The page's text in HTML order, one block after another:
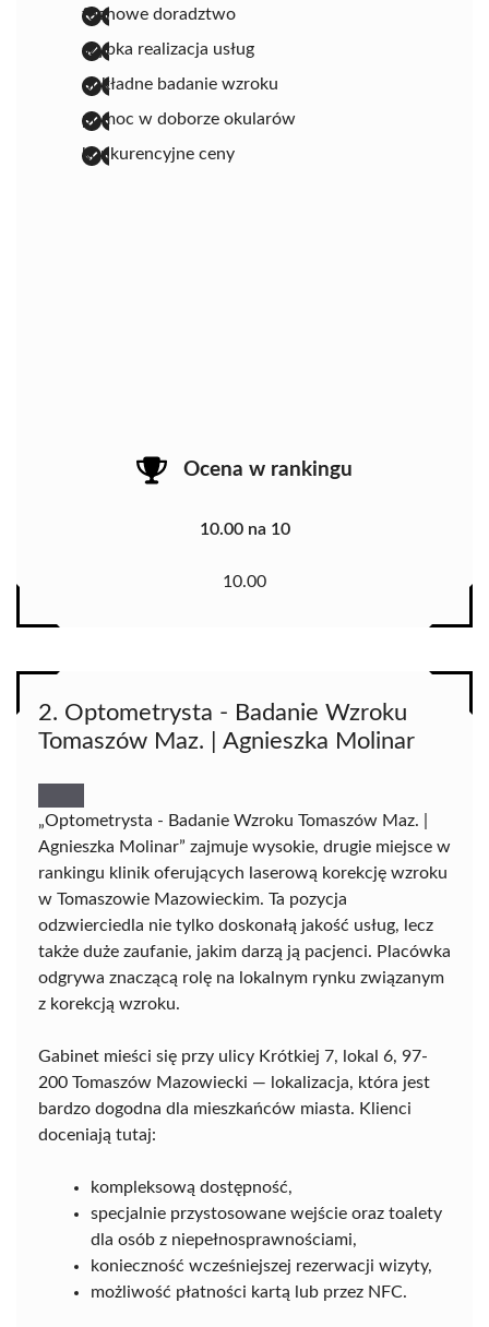
fachowe doradztwo
szybka realizacja usług
dokładne badanie wzroku
pomoc w doborze okularów
konkurencyjne ceny
Ocena w rankingu
10.00 na 10
10.00
2. Optometrysta - Badanie Wzroku
Tomaszów Maz. | Agnieszka Molinar
„Optometrysta - Badanie Wzroku Tomaszów Maz. |
Agnieszka Molinar” zajmuje wysokie, drugie miejsce w
rankingu klinik oferujących laserową korekcję wzroku
w Tomaszowie Mazowieckim. Ta pozycja
odzwierciedla nie tylko doskonałą jakość usług, lecz
także duże zaufanie, jakim darzą ją pacjenci. Placówka
odgrywa znaczącą rolę na lokalnym rynku związanym
z korekcją wzroku.
Gabinet mieści się przy ulicy Krótkiej 7, lokal 6, 97-
200 Tomaszów Mazowiecki — lokalizacja, która jest
bardzo dogodna dla mieszkańców miasta. Klienci
doceniają tutaj:
kompleksową dostępność,
specjalnie przystosowane wejście oraz toalety
dla osób z niepełnosprawnościami,
konieczność wcześniejszej rezerwacji wizyty,
możliwość płatności kartą lub przez NFC.